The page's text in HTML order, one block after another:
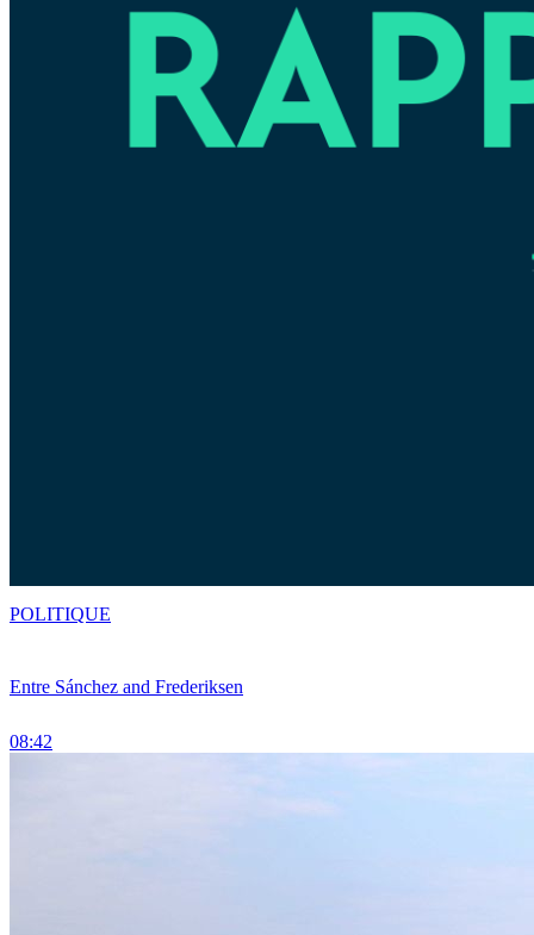
Entre Sánchez and Frederiksen
08:42
POLITIQUE